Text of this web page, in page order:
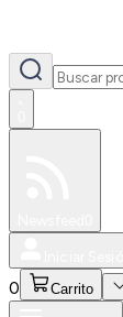
0 Carrito